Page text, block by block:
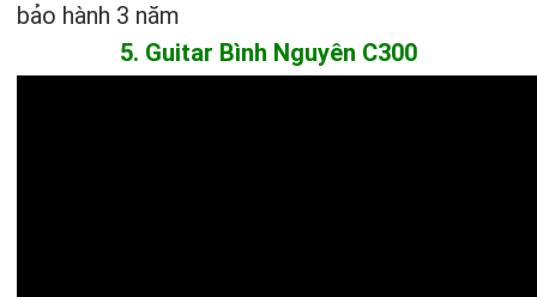
bảo hành 3 năm
5. Guitar Bình Nguyên C300